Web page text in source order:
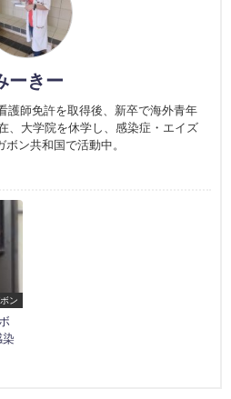
ーきー
護師免許を取得後、新卒で海外青年
、大学院を休学し、感染症・エイズ
ン共和国で活動中。
ン
染